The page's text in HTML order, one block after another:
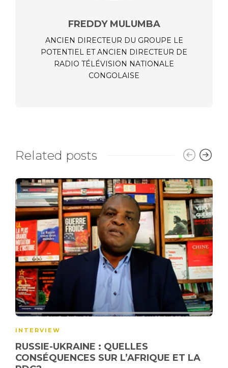
FREDDY MULUMBA
ANCIEN DIRECTEUR DU GROUPE LE
POTENTIEL ET ANCIEN DIRECTEUR DE
RADIO TÉLÉVISION NATIONALE
CONGOLAISE
Related posts
INTERVIEW
RUSSIE-UKRAINE : QUELLES
CONSÉQUENCES SUR L’AFRIQUE ET LA